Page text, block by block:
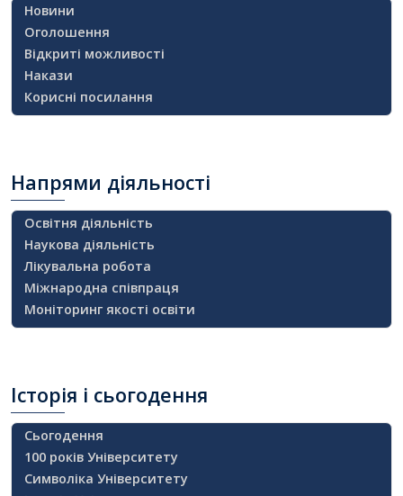
Новини
Оголошення
Відкриті можливості
Накази
Корисні посилання
Напрями діяльності
Освітня діяльність
Наукова діяльність
Лікувальна робота
Міжнародна співпраця
Моніторинг якості освіти
Історія і сьогодення
Сьогодення
100 років Університету
Символіка Університету